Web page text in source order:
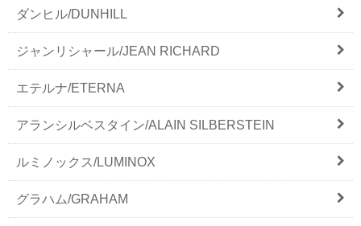
ダンヒル/DUNHILL
ジャンリシャール/JEAN RICHARD
エテルナ/ETERNA
アランシルベスタイン/ALAIN SILBERSTEIN
ルミノックス/LUMINOX
グラハム/GRAHAM